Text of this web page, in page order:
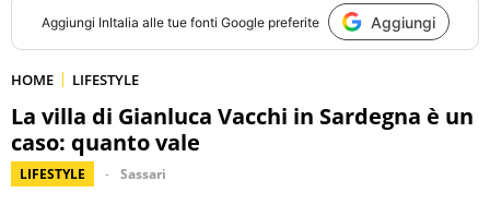
Aggiungi InItalia alle tue fonti Google preferite Aggiungi
HOME LIFESTYLE
La villa di Gianluca Vacchi in Sardegna è un
caso: quanto vale
LIFESTYLE Sassari